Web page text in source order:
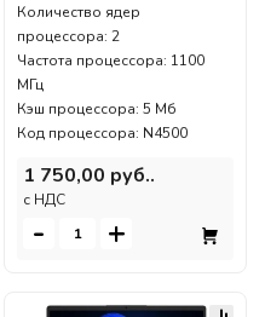
Количество ядер
процессора: 2
Частота процессора: 1100
МГц
Кэш процессора: 5 Мб
Код процессора: N4500
1 750,00 руб..
c НДС
- +